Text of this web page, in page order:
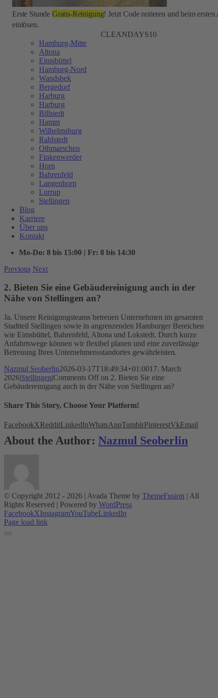
Erste Stunde Gratis-Reinigung! Jetzt Code notieren und beim ersten
einlösen.
CLEANDAYS10
Hamburg-Mitte
Altona
Eimsbüttel
Hamburg-Nord
Wandsbek
Bergedorf
Harburg
Harburg
Billstedt
Hamm
Wilhelmsburg
Rahlstedt
Othmarschen
Finkenwerder
Horn
Bahrenfeld
Langenhorn
Lurrup
Stellingen
Blog
Karriere
Über uns
Kontakt
Mo-Do: 8 bis 15:00 | Fr: 8 bis 14:30
Previous Next
2. Bieten Sie eine Gebäudereinigung auch in der
Nähe von Stellingen an?
Ja. Unsere Reinigungsteams betreuen Unternehmen im gesamten
Stadtteil Stellingen sowie in angrenzenden Hamburger Bereichen
wie Eimsbüttel, Bahrenfeld, Altona und Lokstedt. Durch kurze
Anfahrtswege können wir flexibel planen und eine zuverlässige
Betreuung Ihres Unternehmensstandortes gewährleisten.
Nazmul Seoberlin2026-03-17T18:49:34+01:0017. March
2026|Stellingen|Comments Off on 2. Bieten Sie eine
Gebäudereinigung auch in der Nähe von Stellingen an?
Share This Story, Choose Your Platform!
FacebookXRedditLinkedInWhatsAppTumblrPinterestVkEmail
About the Author: Nazmul Seoberlin
© Copyright 2012 - 2026 | Avada Theme by ThemeFusion | All
Rights Reserved | Powered by WordPress
FacebookXInstagramYouTubeLinkedIn
Page load link